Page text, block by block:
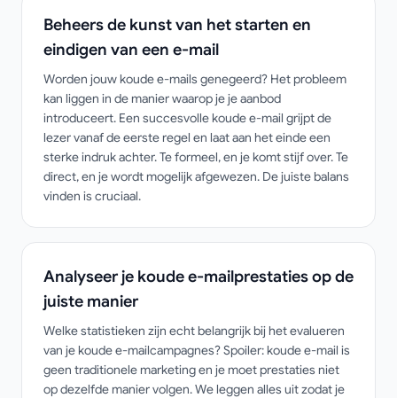
Beheers de kunst van het starten en
eindigen van een e-mail
Worden jouw koude e-mails genegeerd? Het probleem
kan liggen in de manier waarop je je aanbod
introduceert. Een succesvolle koude e-mail grijpt de
lezer vanaf de eerste regel en laat aan het einde een
sterke indruk achter. Te formeel, en je komt stijf over. Te
direct, en je wordt mogelijk afgewezen. De juiste balans
vinden is cruciaal.
Analyseer je koude e-mailprestaties op de
juiste manier
Welke statistieken zijn echt belangrijk bij het evalueren
van je koude e-mailcampagnes? Spoiler: koude e-mail is
geen traditionele marketing en je moet prestaties niet
op dezelfde manier volgen. We leggen alles uit zodat je